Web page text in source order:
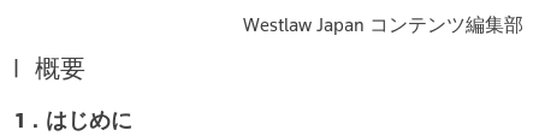
Westlaw Japan コンテンツ編集部
Ⅰ 概要
1．はじめに